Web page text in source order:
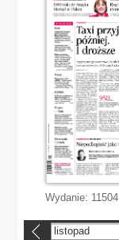
Wydanie: 11504
listopad